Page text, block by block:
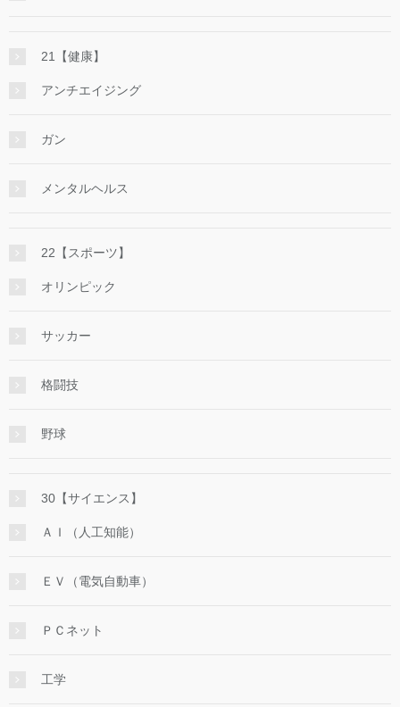
21【健康】
アンチエイジング
ガン
メンタルヘルス
22【スポーツ】
オリンピック
サッカー
格闘技
野球
30【サイエンス】
ＡＩ（人工知能）
ＥＶ（電気自動車）
ＰＣネット
工学